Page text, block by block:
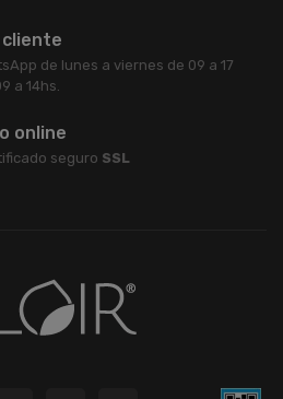
de lunes a viernes de 09 a 17
a 14hs.
online
seguro SSL